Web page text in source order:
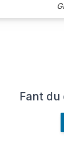
Fant